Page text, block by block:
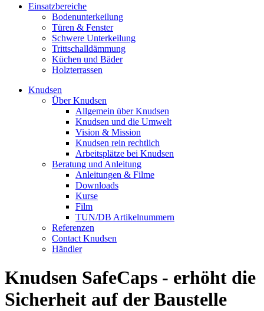
Einsatzbereiche
Bodenunterkeilung
Türen & Fenster
Schwere Unterkeilung
Trittschalldämmung
Küchen und Bäder
Holzterrassen
Knudsen
Über Knudsen
Allgemein über Knudsen
Knudsen und die Umwelt
Vision & Mission
Knudsen rein rechtlich
Arbeitsplätze bei Knudsen
Beratung und Anleitung
Anleitungen & Filme
Downloads
Kurse
Film
TUN/DB Artikelnummern
Referenzen
Contact Knudsen
Händler
Knudsen SafeCaps - erhöht die
Sicherheit auf der Baustelle